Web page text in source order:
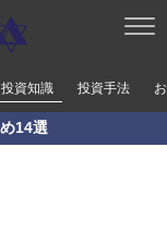
投資知識 投資手法
14選